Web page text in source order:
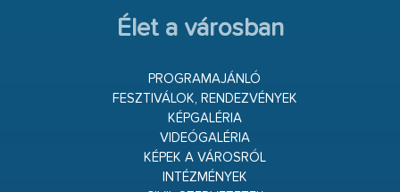
Élet a városban
PROGRAMAJÁNLÓ
FESZTIVÁLOK, RENDEZVÉNYEK
KÉPGALÉRIA
VIDEÓGALÉRIA
KÉPEK A VÁROSRÓL
INTÉZMÉNYEK